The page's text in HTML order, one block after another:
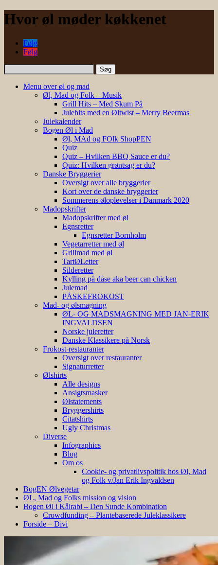
Hvor øl møder køkkenet
Følg
Følg
Søg
efter:
Menu over øl og mad
Øl, Mad og Folk – Musik
Grill Hits – Med Skum På
Julehits med en Øltwist – Merry Beermas
Julekalender
Bogen Øl i Mad
Øl, MAd og FOlk ShopPEN
Quiz
Quiz – Hvilken BBQ Sauce er du?
Quiz: Hvilken grøntsag er du?
Danske Bryggerier
Oversigt over alle bryggerier
Kort over de danske bryggerier
Sommerens øloplevelser i Danmark 2020
Madopskrifter
Madopskrifter med øl
Egnsretter
Egnsretter Bornholm
Vegetarretter med øl
Grillmad med øl
TartØLetter
Silderetter
Kylling på dåse aka beer can chicken
Julemad
PÅSKEFROKOST
Mad- og ølsmagning
ØL- OG MADSMAGNING MED JAN-ERIK
INGVALDSEN
Norske juleretter
Danske Klassikere på Norsk
Frokost-restauranter
Oversigt over restauranter
Signaturretter
Ølshirts
Alle designs
Ansigtsmasker
Ølstatements
Bryggershirts
Citatshirts
Ugly Christmas
Diverse
Infographics
Blog
Om os
Cookie- og privatlivspolitik hos Øl, Mad
og Folk v/Jan Erik Ingvaldsen
BogEN Ølvegetar
ØL, Mad og Folks mission og vision
Bogen Øl i Kålrabi – Den Sunde Kombination
Crowdfunding – Plantebaserede Juleklassikere
Forside – Divi